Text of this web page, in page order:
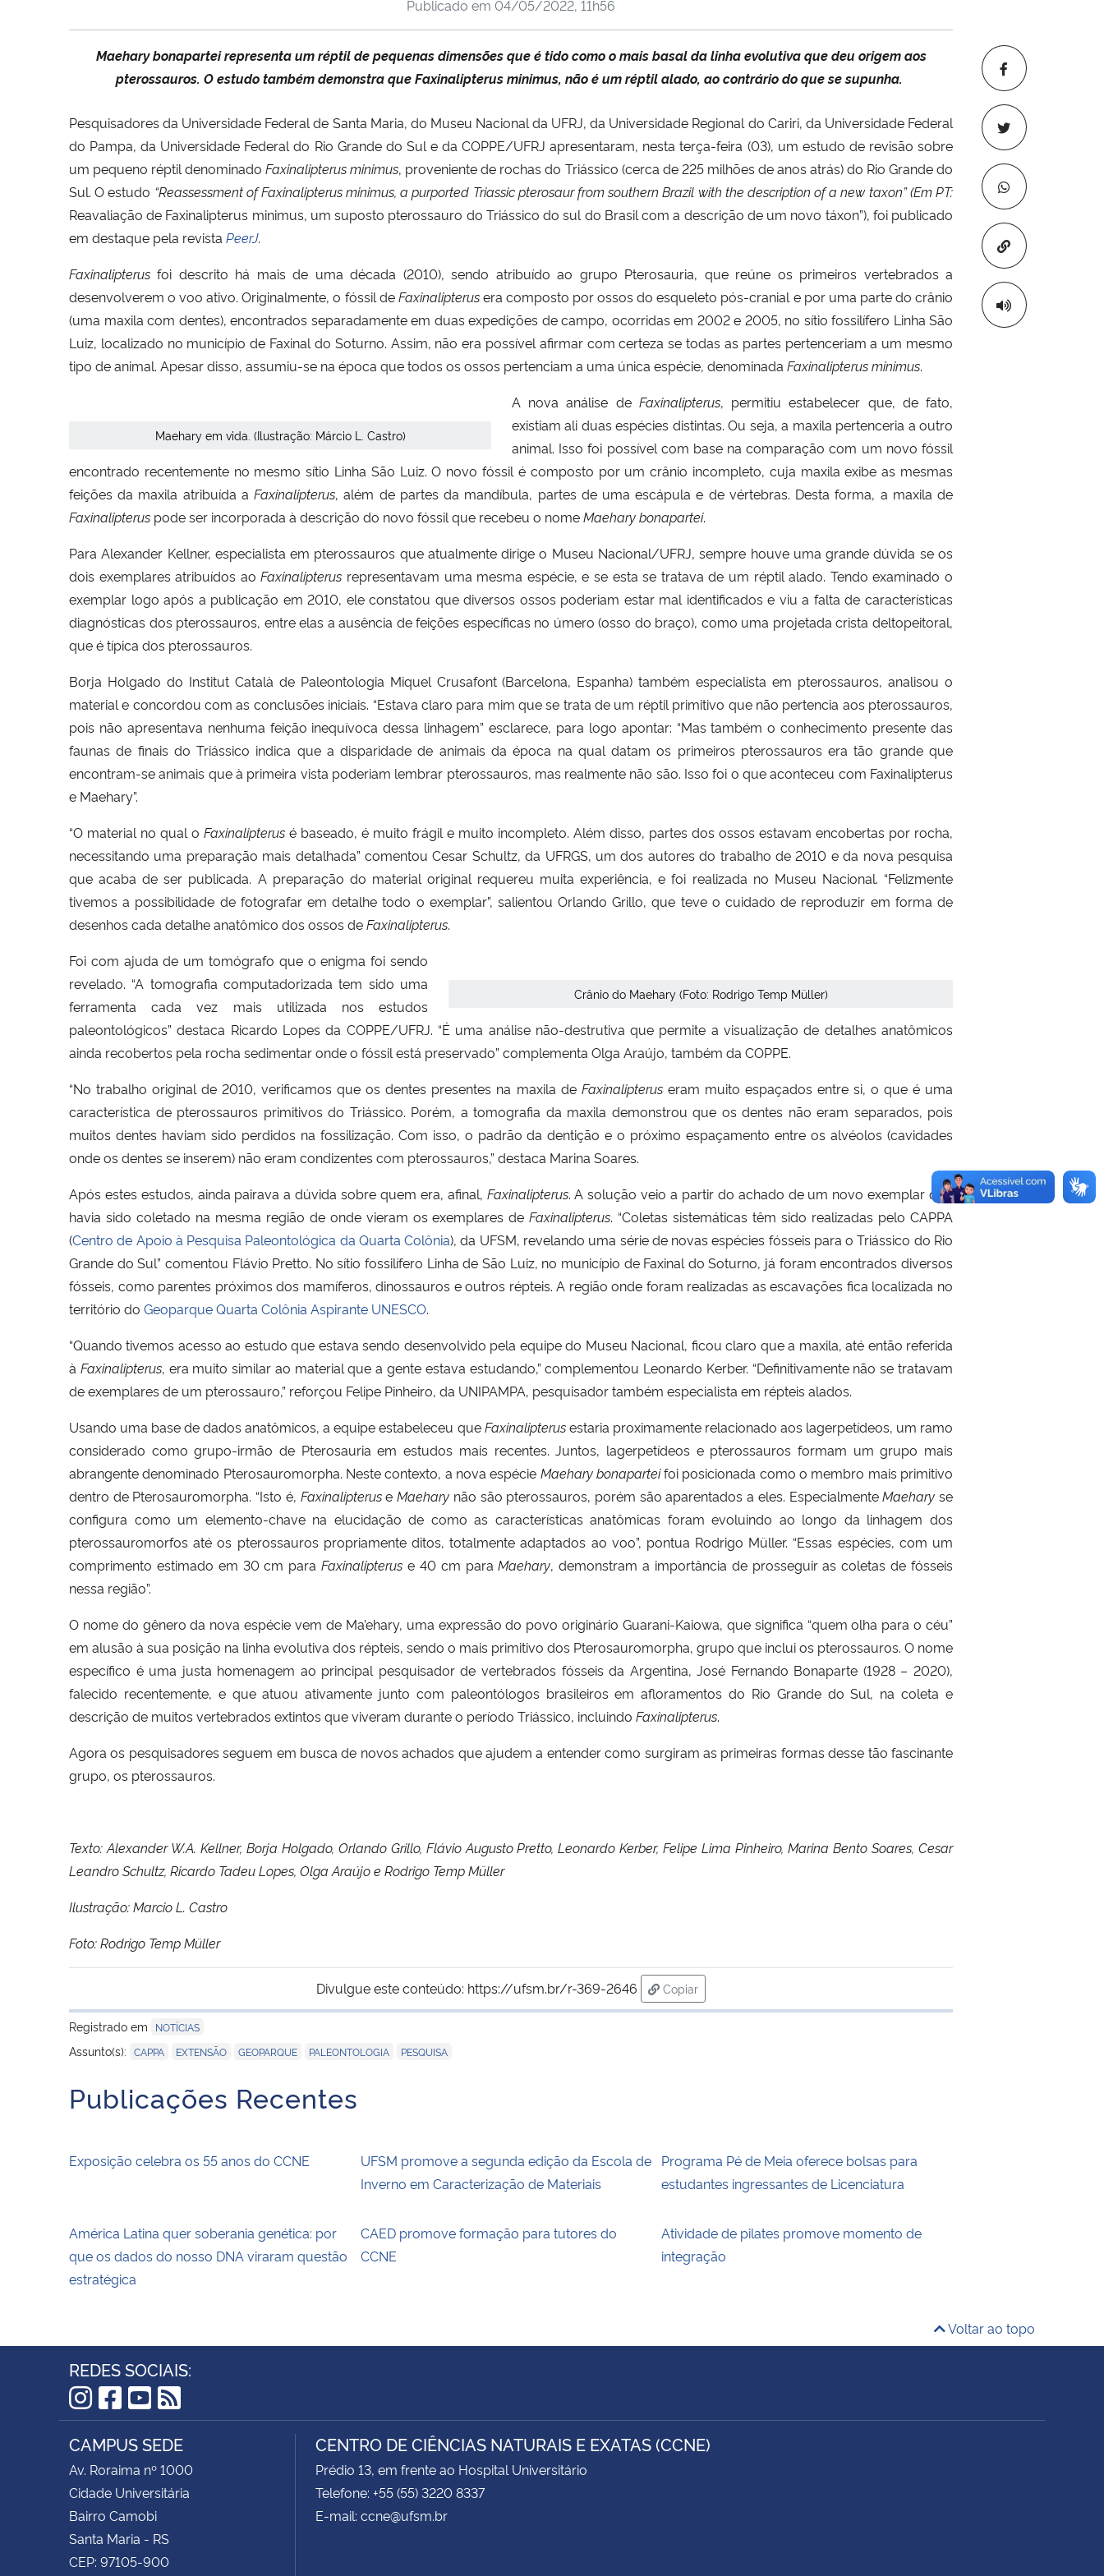
Copiar para
Publicado em 04/05/2022, 11h56
Maehary bonapartei representa um réptil de pequenas dimensões que é tido como o mais basal da linha evolutiva que deu origem aos
pterossauros. O estudo também demonstra que Faxinalipterus minimus, não é um réptil alado, ao contrário do que se supunha.
Pesquisadores da Universidade Federal de Santa Maria, do Museu Nacional da UFRJ, da Universidade Regional do Cariri, da Universidade Federal
do Pampa, da Universidade Federal do Rio Grande do Sul e da COPPE/UFRJ apresentaram, nesta terça-feira (03), um estudo de revisão sobre
um pequeno réptil denominadoFaxinalipterusminimus, proveniente de rochas do Triássico (cerca de 225 milhões de anos atrás) do Rio Grande do
Sul.O estudo “Reassessment of Faxinalipterus minimus, a purported Triassic pterosaur from southern Brazil with the description of a new taxon” (Em PT:
Reavaliação de Faxinalipterus minimus, um suposto pterossauro do Triássico do sul do Brasil com a descrição de um novo táxon”), foi publicado
em destaque pela revista PeerJ.
Faxinalipterus foi descrito há mais de uma década (2010), sendo atribuído ao grupo Pterosauria, que reúne os primeiros vertebrados a
desenvolverem o voo ativo. Originalmente, o fóssil deFaxinalipterusera composto por ossos do esqueleto pós-cranial e por uma parte do crânio
(uma maxila com dentes), encontrados separadamente em duas expedições de campo, ocorridas em 2002 e 2005, no sítio fossilífero Linha São
Luiz, localizado no município de Faxinal do Soturno. Assim, não era possível afirmar com certeza se todas as partes pertenceriam a um mesmo
tipo de animal. Apesar disso, assumiu-se na época que todos os ossos pertenciam a uma única espécie, denominada Faxinalipterus minimus.
Maehary em vida. (Ilustração: Márcio L. Castro)
A nova análise de Faxinalipterus, permitiu estabelecer que, de fato,
existiam ali duas espécies distintas. Ou seja, a maxila pertenceria a outro
animal. Isso foi possível com base na comparação com um novo fóssil
encontrado recentemente no mesmo sítio Linha São Luiz. O novo fóssil é composto por um crânio incompleto, cuja maxila exibe as mesmas
feições da maxila atribuída aFaxinalipterus, além de partes da mandíbula, partes de uma escápula e de vértebras. Desta forma, a maxila de
Faxinalipterus pode ser incorporada à descrição do novo fóssil que recebeu o nomeMaehary bonapartei.
Para Alexander Kellner, especialista em pterossauros que atualmente dirige o Museu Nacional/UFRJ, sempre houve uma grande dúvida se os
dois exemplares atribuídos aoFaxinalipterus representavam uma mesma espécie, e se esta se tratava de um réptil alado. Tendo examinado o
exemplar logo após a publicação em 2010, ele constatou que diversos ossos poderiam estar mal identificados e viu a falta de características
diagnósticas dos pterossauros, entre elas a ausência de feições específicas no úmero (osso do braço), como uma projetada crista deltopeitoral,
que é típica dos pterossauros.
Borja Holgado do Institut Català de Paleontologia Miquel Crusafont (Barcelona, Espanha) também especialista em pterossauros, analisou o
material e concordou com as conclusões iniciais. “Estava claro para mim que se trata de um réptil primitivo que não pertencia aos pterossauros,
pois não apresentava nenhuma feição inequívoca dessa linhagem” esclarece, para logo apontar: “Mas também o conhecimento presente das
faunas de finais do Triássico indica que a disparidade de animais da época na qual datam os primeiros pterossauros era tão grande que
encontram-se animais que à primeira vista poderiam lembrar pterossauros, mas realmente não são. Isso foi o que aconteceu com Faxinalipterus
e Maehary”.
“O material no qual o Faxinalipterus é baseado, é muito frágil e muito incompleto. Além disso, partes dos ossos estavam encobertas por rocha,
necessitando uma preparação mais detalhada” comentou Cesar Schultz, da UFRGS, um dos autores do trabalho de 2010 e da nova pesquisa
que acaba de ser publicada. A preparação do material original requereu muita experiência, e foi realizada no Museu Nacional. “Felizmente
tivemos a possibilidade de fotografar em detalhe todo o exemplar”, salientou Orlando Grillo, que teve o cuidado de reproduzir em forma de
desenhos cada detalhe anatômico dos ossos deFaxinalipterus.
Crânio do Maehary (Foto: Rodrigo Temp Müller)
Foi com ajuda de um tomógrafo que o enigma foi sendo
revelado. “A tomografia computadorizada tem sido uma
ferramenta cada vez mais utilizada nos estudos
paleontológicos” destaca Ricardo Lopes da COPPE/UFRJ. “É uma análise não-destrutiva que permite a visualização de detalhes anatômicos
ainda recobertos pela rocha sedimentar onde o fóssil está preservado” complementa Olga Araújo, também da COPPE.
“No trabalho original de 2010, verificamos que os dentes presentes na maxila de Faxinalipteruseram muito espaçados entre si, o que é uma
característica de pterossauros primitivos do Triássico. Porém, a tomografia da maxila demonstrou que os dentes não eram separados, pois
muitos dentes haviam sido perdidos na fossilização. Com isso, o padrão da dentição e o próximo espaçamento entre os alvéolos (cavidades
onde os dentes se inserem) não eram condizentes com pterossauros,” destaca Marina Soares.
Após estes estudos, ainda pairava a dúvida sobre quem era, afinal, Faxinalipterus. A solução veio a partir do achado de um novo exemplar que
havia sido coletado na mesma região de onde vieram os exemplares deFaxinalipterus. “Coletas sistemáticas têm sido realizadas pelo CAPPA
(Centro de Apoio à Pesquisa Paleontológica da Quarta Colônia), da UFSM, revelando uma série de novas espécies fósseis para o Triássico do Rio
Grande do Sul” comentou Flávio Pretto. No sítio fossilífero Linha de São Luiz, no município de Faxinal do Soturno, já foram encontrados diversos
fósseis, como parentes próximos dos mamíferos, dinossauros e outros répteis. A região onde foram realizadas as escavações fica localizada no
território do Geoparque Quarta Colônia Aspirante UNESCO.
“Quando tivemos acesso ao estudo que estava sendo desenvolvido pela equipe do Museu Nacional, ficou claro que a maxila, até então referida
à Faxinalipterus, era muito similar ao material que a gente estava estudando,” complementou Leonardo Kerber. “Definitivamente não se tratavam
de exemplares de um pterossauro,” reforçou Felipe Pinheiro, da UNIPAMPA, pesquisador também especialista em répteis alados.
Usando uma base de dados anatômicos, a equipe estabeleceu queFaxinalipterusestaria proximamente relacionado aos lagerpetídeos, um ramo
considerado como grupo-irmão de Pterosauria em estudos mais recentes. Juntos, lagerpetídeos e pterossauros formam um grupo mais
abrangente denominado Pterosauromorpha. Neste contexto, a nova espécie Maehary bonaparteifoi posicionada como o membro mais primitivo
dentro de Pterosauromorpha. “Isto é, FaxinalipteruseMaehary não são pterossauros, porém são aparentados a eles. EspecialmenteMaehary se
configura como um elemento-chave na elucidação de como as características anatômicas foram evoluindo ao longo da linhagem dos
pterossauromorfos até os pterossauros propriamente ditos, totalmente adaptados ao voo”, pontua Rodrigo Müller. “Essas espécies, com um
comprimento estimado em 30 cm paraFaxinalipterus e 40 cm paraMaehary, demonstram a importância de prosseguir as coletas de fósseis
nessa região”.
O nome do gênero da nova espécie vem de Ma’ehary, uma expressão do povo originário Guarani-Kaiowa, que significa “quem olha para o céu”
em alusão à sua posição na linha evolutiva dos répteis, sendo o mais primitivo dos Pterosauromorpha, grupo que inclui os pterossauros. O nome
específico é uma justa homenagem ao principal pesquisador de vertebrados fósseis da Argentina, José Fernando Bonaparte (1928 – 2020),
falecido recentemente, e que atuou ativamente junto com paleontólogos brasileiros em afloramentos do Rio Grande do Sul, na coleta e
descrição de muitos vertebrados extintos que viveram durante o período Triássico, incluindo Faxinalipterus.
Agora os pesquisadores seguem em busca de novos achados que ajudem a entender como surgiram as primeiras formas desse tão fascinante
grupo, os pterossauros.
Texto: Alexander W.A. Kellner, Borja Holgado, Orlando Grillo, Flávio Augusto Pretto, Leonardo Kerber, Felipe Lima Pinheiro, Marina Bento Soares, Cesar
Leandro Schultz, Ricardo Tadeu Lopes, Olga Araújo e Rodrigo Temp Müller
Ilustração: Marcio L. Castro
Foto: Rodrigo Temp Müller
Divulgue este conteúdo: https://ufsm.br/r-369-2646
Copiar
para área de transferência
Registrado em
NOTÍCIAS
Assunto(s): CAPPA EXTENSÃO GEOPARQUE PALEONTOLOGIA PESQUISA
Publicações Recentes
Exposição celebra os 55 anos do CCNE
UFSM promove a segunda edição da Escola de
Inverno em Caracterização de Materiais
Programa Pé de Meia oferece bolsas para
estudantes ingressantes de Licenciatura
América Latina quer soberania genética: por
que os dados do nosso DNA viraram questão
estratégica
CAED promove formação para tutores do
CCNE
Atividade de pilates promove momento de
integração
Voltar ao topo
REDES SOCIAIS:
Instagram
Facebook
YouTube
RSS
CAMPUS SEDE
Av. Roraima nº 1000
Cidade Universitária
Bairro Camobi
Santa Maria - RS
CEP: 97105-900
CENTRO DE CIÊNCIAS NATURAIS E EXATAS (CCNE)
Prédio 13, em frente ao Hospital Universitário
Telefone: +55 (55) 3220 8337
E-mail: ccne@ufsm.br